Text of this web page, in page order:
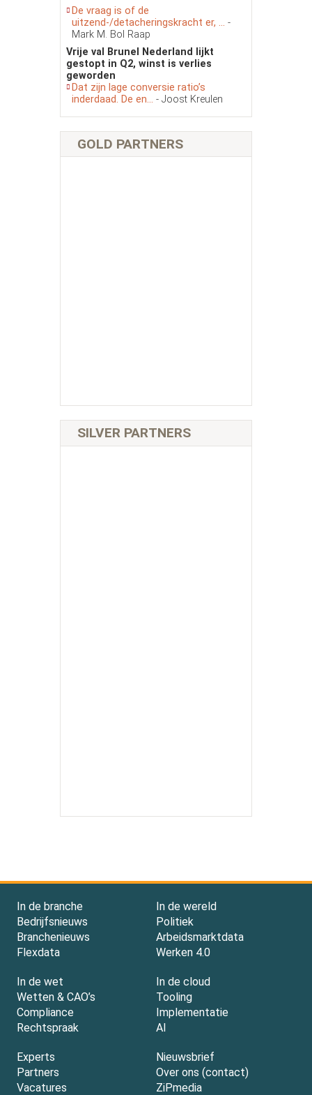
De vraag is of de
uitzend-/detacheringskracht er, ... -
Mark M. Bol Raap
Vrije val Brunel Nederland lijkt
gestopt in Q2, winst is verlies
geworden
Dat zijn lage conversie ratio’s
inderdaad. De en... - Joost Kreulen
GOLD PARTNERS
SILVER PARTNERS
In de branche
Bedrijfsnieuws
Branchenieuws
Flexdata
In de wereld
Politiek
Arbeidsmarktdata
Werken 4.0
In de wet
Wetten & CAO’s
Compliance
Rechtspraak
In de cloud
Tooling
Implementatie
AI
Experts
Partners
Vacatures
Nieuwsbrief
Over ons (contact)
ZiPmedia